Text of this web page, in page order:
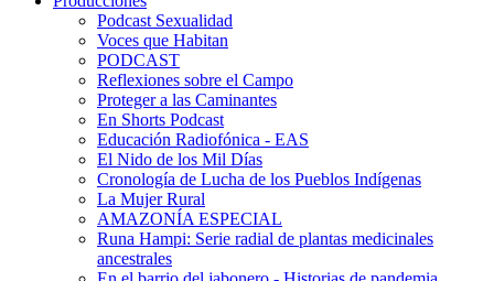
Podcast Sexualidad
Voces que Habitan
PODCAST
Reflexiones sobre el Campo
Proteger a las Caminantes
En Shorts Podcast
Educación Radiofónica - EAS
El Nido de los Mil Días
Cronología de Lucha de los Pueblos Indígenas
La Mujer Rural
AMAZONÍA ESPECIAL
Runa Hampi: Serie radial de plantas medicinales
ancestrales